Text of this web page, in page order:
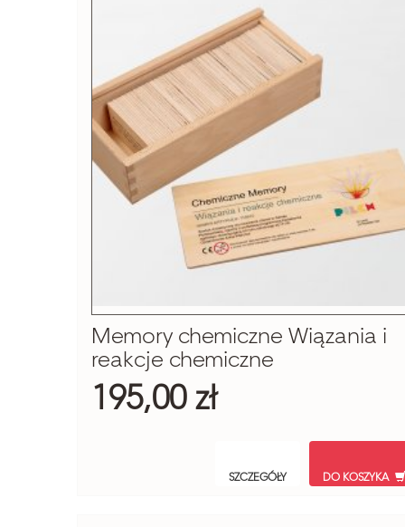
Memory chemiczne Wiązania i
reakcje chemiczne
195,00 zł
SZCZEGÓŁY DO KOSZYKA